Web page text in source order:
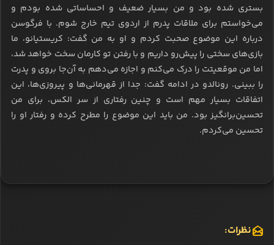
بستری شده بود و من بسیار ضعیف و احساساتی شده بودم و
می‌خواستم برای ملاقات پدرم از اردوی تیم خارج شوم. با فرگوسن
درباره این موضوع صحبت کردم و او به من گفت: کریستیانو، ما
بازی‌های سختی را پیش‌رو داریم و با رفتن تو کارمان سخت خواهد شد،
اما من موقعیتت را درک می‌کنم و اجازه می‌دهم به آن‌جا بروی و پدرت
را ببینی. رونالدو در ادامه گفت: جدا از قهرمانی‌ها و پیروزی‌ها، این
اتفاقات بسیار مهم است و چنین رفتاری از سر الکس، برای من
تحسین‌برانگیز بود. من باید این موضوع را مطرح کرده و رفتار او را
تحسین می‌کردم.
نظرات: